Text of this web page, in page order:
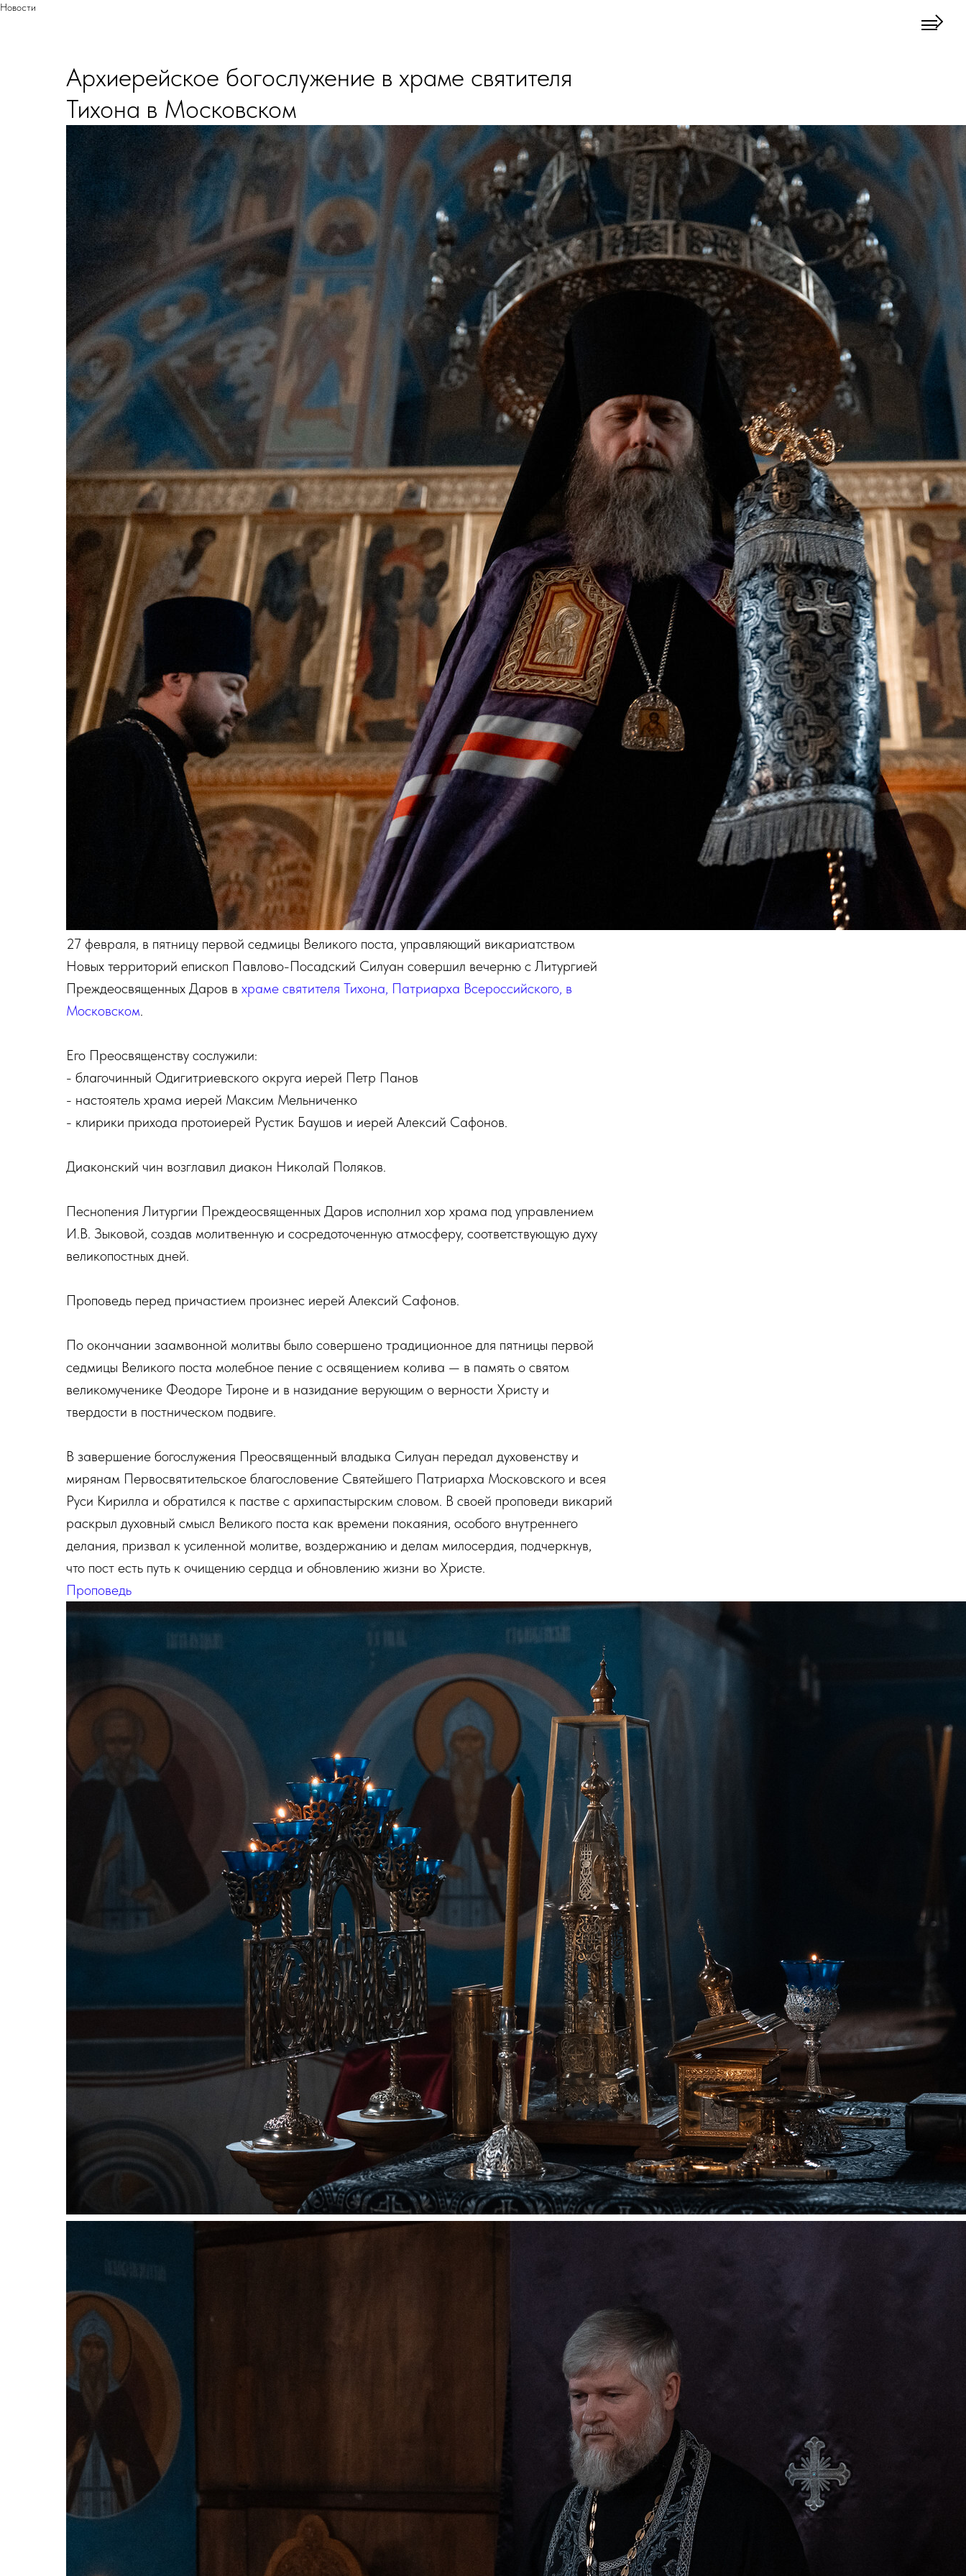
Новости
Архиерейское богослужение в храме святителя
Тихона в Московском
27 февраля, в пятницу первой седмицы Великого поста, управляющий викариатством
Новых территорий епископ Павлово-Посадский Силуан совершил вечерню с Литургией
Преждеосвященных Даров в храме святителя Тихона, Патриарха Всероссийского, в
Московском.
Его Преосвященству сослужили:
- благочинный Одигитриевского округа иерей Петр Панов
- настоятель храма иерей Максим Мельниченко
- клирики прихода протоиерей Рустик Баушов и иерей Алексий Сафонов.
Диаконский чин возглавил диакон Николай Поляков.
Песнопения Литургии Преждеосвященных Даров исполнил хор храма под управлением
И.В. Зыковой, создав молитвенную и сосредоточенную атмосферу, соответствующую духу
великопостных дней.
Проповедь перед причастием произнес иерей Алексий Сафонов.
По окончании заамвонной молитвы было совершено традиционное для пятницы первой
седмицы Великого поста молебное пение с освящением колива — в память о святом
великомученике Феодоре Тироне и в назидание верующим о верности Христу и
твердости в постническом подвиге.
В завершение богослужения Преосвященный владыка Силуан передал духовенству и
мирянам Первосвятительское благословение Святейшего Патриарха Московского и всея
Руси Кирилла и обратился к пастве с архипастырским словом. В своей проповеди викарий
раскрыл духовный смысл Великого поста как времени покаяния, особого внутреннего
делания, призвал к усиленной молитве, воздержанию и делам милосердия, подчеркнув,
что пост есть путь к очищению сердца и обновлению жизни во Христе.
Проповедь